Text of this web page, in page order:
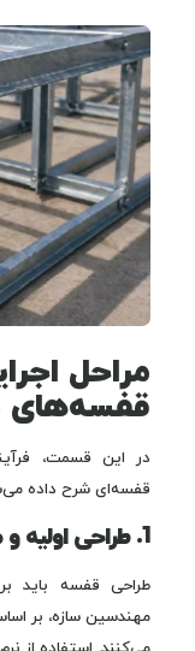
مراحل
قفسه‌های
در این قسمت،
قفسه‌ای شرح داده
1. طراحی اولیه و محاسبات فنی
طراحی قفسه باید
مهندسین سازه، بر